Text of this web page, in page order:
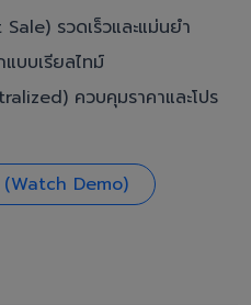
รวดเร็วและแม่นยำ
บบเรียลไทม์
ควบคุมราคาและโปร
(Watch Demo)